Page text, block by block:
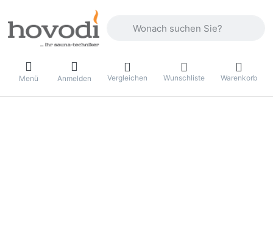
Menü Anmelden Vergleichen Wunschliste Warenkorb